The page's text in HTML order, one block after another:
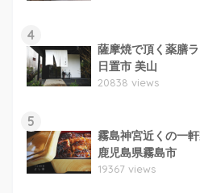
4
薩摩焼で頂く薬膳
日置市 美山
20838 views
5
霧島神宮近くの一
鹿児島県霧島市
19367 views